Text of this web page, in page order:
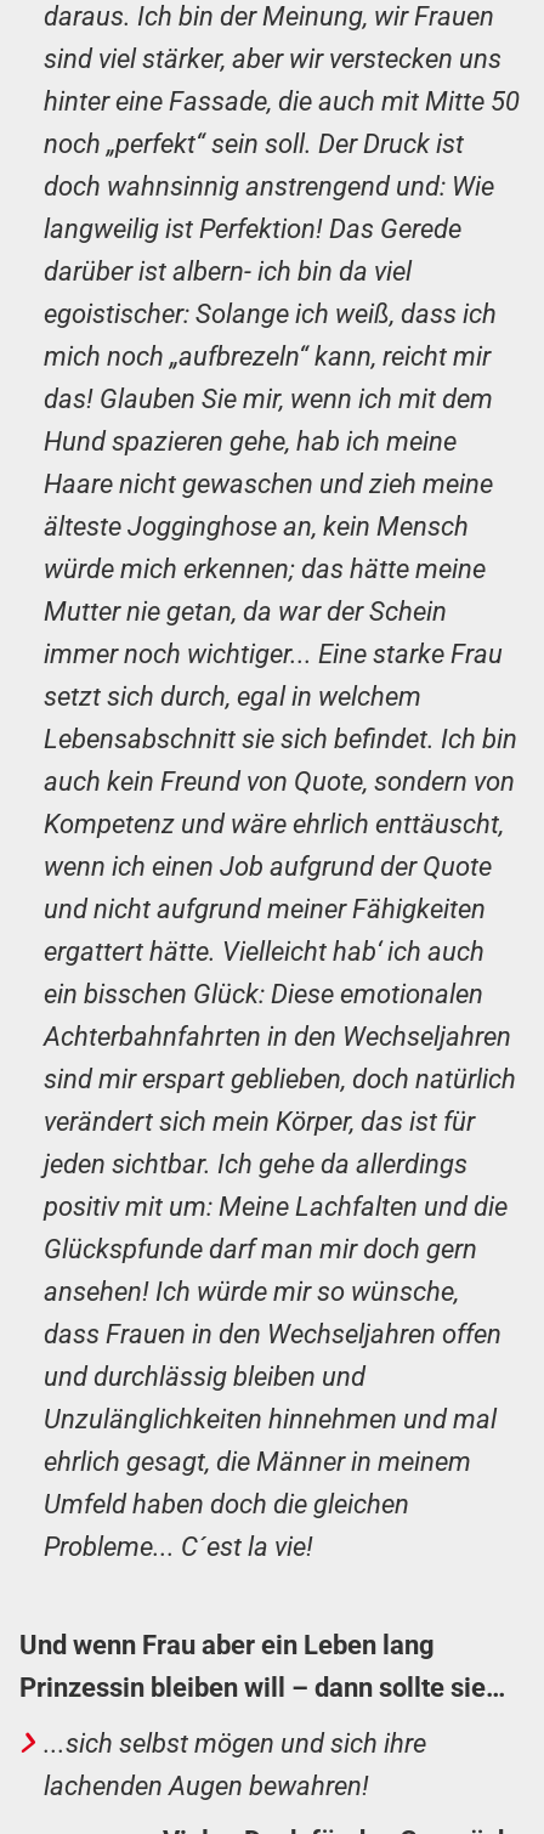
daraus. Ich bin der Meinung, wir Frauen
sind viel stärker, aber wir verstecken uns
hinter eine Fassade, die auch mit Mitte 50
noch „perfekt“ sein soll. Der Druck ist
doch wahnsinnig anstrengend und: Wie
langweilig ist Perfektion! Das Gerede
darüber ist albern- ich bin da viel
egoistischer: Solange ich weiß, dass ich
mich noch „aufbrezeln“ kann, reicht mir
das! Glauben Sie mir, wenn ich mit dem
Hund spazieren gehe, hab ich meine
Haare nicht gewaschen und zieh meine
älteste Jogginghose an, kein Mensch
würde mich erkennen; das hätte meine
Mutter nie getan, da war der Schein
immer noch wichtiger... Eine starke Frau
setzt sich durch, egal in welchem
Lebensabschnitt sie sich befindet. Ich bin
auch kein Freund von Quote, sondern von
Kompetenz und wäre ehrlich enttäuscht,
wenn ich einen Job aufgrund der Quote
und nicht aufgrund meiner Fähigkeiten
ergattert hätte. Vielleicht hab‘ ich auch
ein bisschen Glück: Diese emotionalen
Achterbahnfahrten in den Wechseljahren
sind mir erspart geblieben, doch natürlich
verändert sich mein Körper, das ist für
jeden sichtbar. Ich gehe da allerdings
positiv mit um: Meine Lachfalten und die
Glückspfunde darf man mir doch gern
ansehen! Ich würde mir so wünsche,
dass Frauen in den Wechseljahren offen
und durchlässig bleiben und
Unzulänglichkeiten hinnehmen und mal
ehrlich gesagt, die Männer in meinem
Umfeld haben doch die gleichen
Probleme... C´est la vie!
Und wenn Frau aber ein Leben lang
Prinzessin bleiben will – dann sollte sie…
...sich selbst mögen und sich ihre
lachenden Augen bewahren!